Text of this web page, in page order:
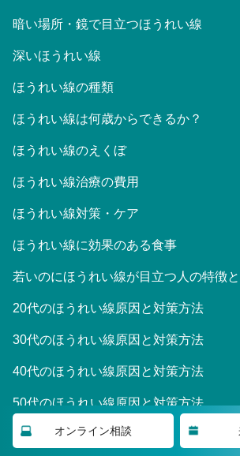
暗い場所・鏡で目立つほうれい線
深いほうれい線
ほうれい線の種類
ほうれい線は何歳からできるか？
ほうれい線のえくぼ
ほうれい線治療の費用
ほうれい線対策・ケア
ほうれい線に効果のある食事
若いのにほうれい線が目立つ人の特徴
20代のほうれい線原因と対策方法
30代のほうれい線原因と対策方法
40代のほうれい線原因と対策方法
50代のほうれい線原因と対策方法
ほうれい線と頬の脂肪との関係
オンライン相談